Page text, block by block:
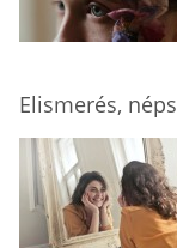
Elismerés,